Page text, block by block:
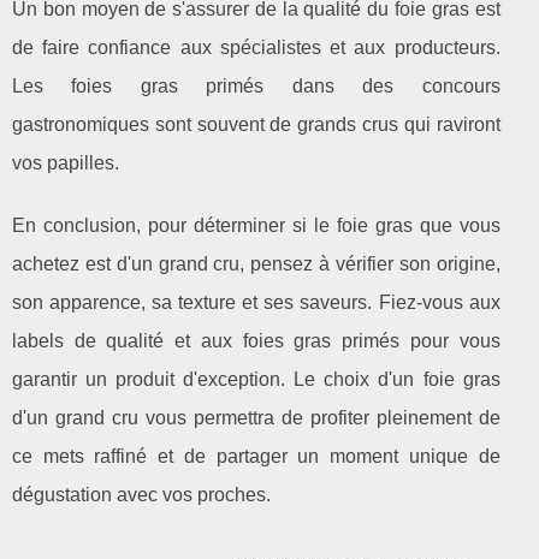
Un bon moyen de s'assurer de la qualité du foie gras est
de faire confiance aux spécialistes et aux producteurs.
Les foies gras primés dans des concours
gastronomiques sont souvent de grands crus qui raviront
vos papilles.
En conclusion, pour déterminer si le foie gras que vous
achetez est d'un grand cru, pensez à vérifier son origine,
son apparence, sa texture et ses saveurs. Fiez-vous aux
labels de qualité et aux foies gras primés pour vous
garantir un produit d'exception. Le choix d'un foie gras
d'un grand cru vous permettra de profiter pleinement de
ce mets raffiné et de partager un moment unique de
dégustation avec vos proches.